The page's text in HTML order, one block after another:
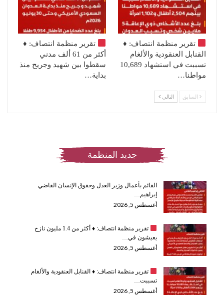
تقرير منظمة انتصاف: ♦️
القنابل العنقودية والألغام
تسببت في استشهاد 10,689
مواطنا…
تقرير منظمة انتصاف: ♦️
أكثر من 61 ألف مدني
سقطوا بين شهيد وجريح منذ
بداية…
السابق التالي
جديد المنظمة
القائم بأعمال وزير العدل وحقوق الإنسان القاضي
إبراهيم…
أغسطس 5, 2026
تقرير منظمة انتصاف: ♦️
أكثر من 1.4 مليون نازح
يعيشون في…
أغسطس 5, 2026
تقرير منظمة انتصاف: ♦️القنابل العنقودية والألغام
تسببت…
أغسطس 5, 2026